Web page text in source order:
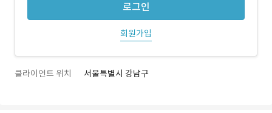
로그인
회원가입
클라이언트 위치 서울특별시 강남구